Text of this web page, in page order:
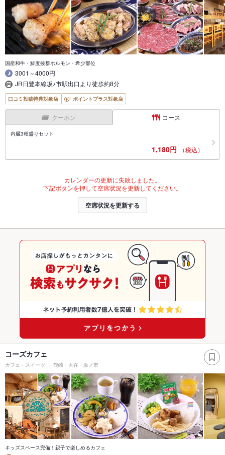
国産和牛・鮮度抜群ホルモン・希少部位
3001～4000円
JR日豊本線坂ﾉ市駅出口より徒歩約8分
口コミ投稿特典対象店 ポイントプラス対象店
クーポン コース
内臓3種盛りセット
1,180円 （税込）
カレンダーの更新に失敗しました。
下記ボタンを押して空席状況を更新してください。
空席状況を更新する
コーズカフェ
カフェ・スイーツ 鶴崎・大在・坂ノ市
キッズスペース完備！親子で楽しめるカフェ